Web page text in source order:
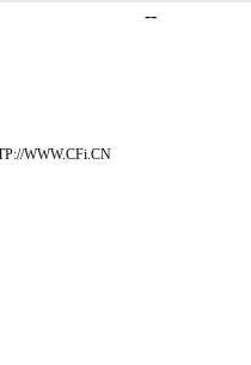
--
WWW.CFi.CN